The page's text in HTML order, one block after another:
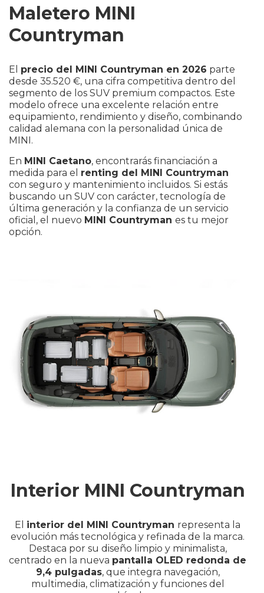
Maletero MINI
Countryman
El precio del MINI Countryman en 2026 parte
desde 35.520 €, una cifra competitiva dentro del
segmento de los SUV premium compactos. Este
modelo ofrece una excelente relación entre
equipamiento, rendimiento y diseño, combinando
calidad alemana con la personalidad única de
MINI.
En MINI Caetano, encontrarás financiación a
medida para el renting del MINI Countryman
con seguro y mantenimiento incluidos. Si estás
buscando un SUV con carácter, tecnología de
última generación y la confianza de un servicio
oficial, el nuevo MINI Countryman es tu mejor
opción.
Interior MINI Countryman
El interior del MINI Countryman representa la
evolución más tecnológica y refinada de la marca.
Destaca por su diseño limpio y minimalista,
centrado en la nueva pantalla OLED redonda de
9,4 pulgadas, que integra navegación,
multimedia, climatización y funciones del